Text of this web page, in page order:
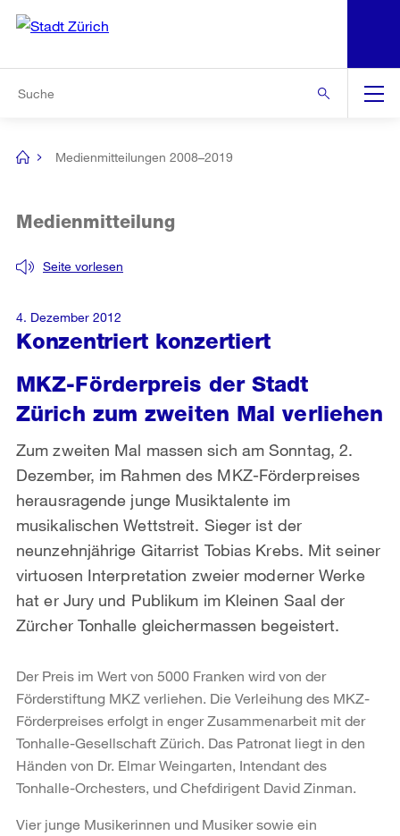
Navigation
[no
Medienmitteilungen 2008–2019
Konzentriert konzertiert
Seite vorlesen
Medienmitteilung
MKZ-Förderpreis der Stadt
Zürich zum zweiten Mal verliehen
Zum zweiten Mal massen sich am Sonntag, 2.
Dezember, im Rahmen des MKZ-Förderpreises
herausragende junge Musiktalente im
musikalischen Wettstreit. Sieger ist der
neunzehnjährige Gitarrist Tobias Krebs. Mit seiner
virtuosen Interpretation zweier moderner Werke
hat er Jury und Publikum im Kleinen Saal der
Zürcher Tonhalle gleichermassen begeistert.
4. Dezember 2012
Der Preis im Wert von 5000 Franken wird von der
Förderstiftung MKZ verliehen. Die Verleihung des MKZ-
Förderpreises erfolgt in enger Zusammenarbeit mit der
Tonhalle-Gesellschaft Zürich. Das Patronat liegt in den
Händen von Dr. Elmar Weingarten, Intendant des
Tonhalle-Orchesters, und Chefdirigent David Zinman.
Vier junge Musikerinnen und Musiker sowie ein